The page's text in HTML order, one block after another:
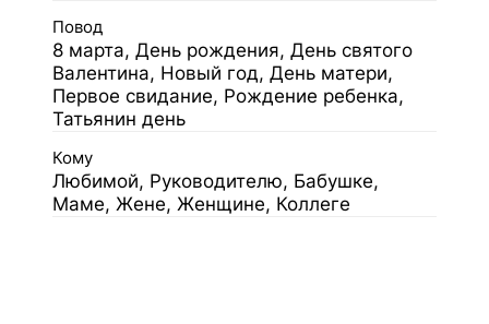
Повод
8 марта, День рождения, День святого
Валентина, Новый год, День матери,
Первое свидание, Рождение ребенка,
Татьянин день
Кому
Любимой, Руководителю, Бабушке,
Маме, Жене, Женщине, Коллеге